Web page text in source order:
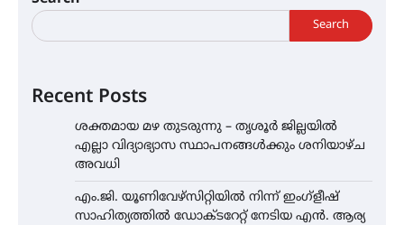
Search
Recent Posts
ശക്തമായ മഴ തുടരുന്നു – തൃശൂർ ജില്ലയിൽ
എല്ലാ വിദ്യാഭ്യാസ സ്ഥാപനങ്ങൾക്കും ശനിയാഴ്ച
അവധി
എം.ജി. യൂണിവേഴ്‌സിറ്റിയിൽ നിന്ന് ഇംഗ്ളീഷ്
സാഹിത്യത്തിൽ ഡോക്ടറേറ്റ് നേടിയ എൻ. ആര്യ